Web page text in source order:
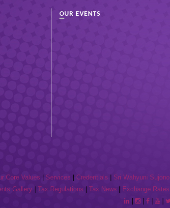
OUR EVENTS
Core Values Services Credentials Sri Wahyuni Sujono
Gallery| Tax Regulations Tax News Exchange Rates